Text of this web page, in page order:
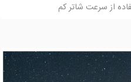
از سرعت شاتر کم